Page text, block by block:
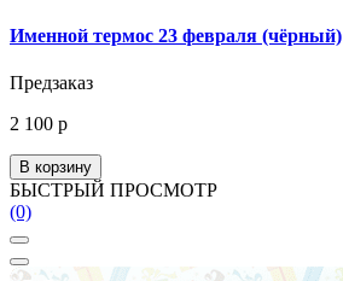
Именной термос 23 февраля (чёрный)
Предзаказ
2 100 р
В корзину
БЫСТРЫЙ ПРОСМОТР
(0)